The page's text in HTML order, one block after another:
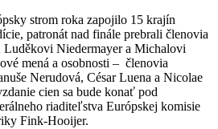
strom roka zapojilo 15 krajín
patronát nad finále prebrali členovia
Luděkovi Niedermayer a Michalovi
mená a osobnosti – členovia
Nerudová, César Luena a Nicolae
cien sa bude konať pod
riaditeľstva Európskej komisie
Fink-Hooijer.